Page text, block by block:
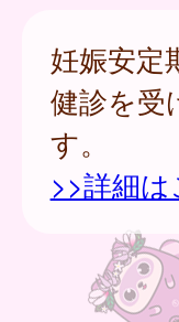
妊娠安定
健診を受
す。
>>詳細は